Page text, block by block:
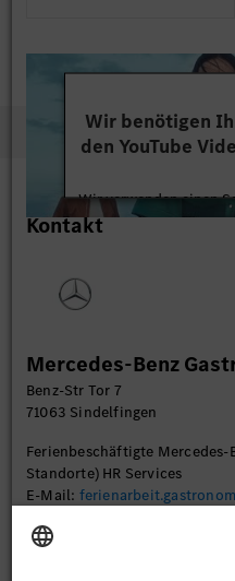
Wir benötigen
den YouTube
Wir verwenden einen
um Videoinhalte
Kontakt
Mercedes-Benz
Benz-Str Tor 7
71063 Sindelfingen
Ferienbeschäftigte Mercedes-
Standorte) HR Services
E-Mail: